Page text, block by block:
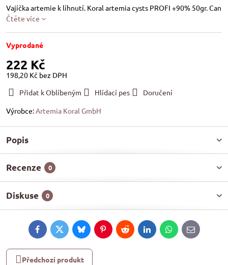
Vajíčka artemie k líhnutí. Koral artemia cysts PROFI +90% 50gr. Can
Čtěte více
Vyprodané
222 Kč
198,20 Kč bez DPH
Přidat k Oblíbeným
Hlídací pes
Doručení
Výrobce:Artemia Koral GmbH
Popis
Recenze 0
Diskuse 0
FacebookTwitterBlueskyPinterestRedditLinkedInWhatsApp
E-
mail
Předchozí produkt